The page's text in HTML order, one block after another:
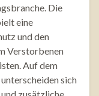
Die
eine
und den
Verstorbenen
Auf dem
sich